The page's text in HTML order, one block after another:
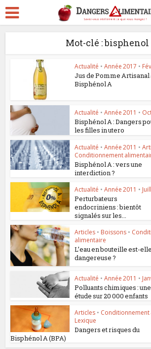
Mot-clé : bisphenol
Actualité • Année 2017 •
Jus de Pomme Artisanal
Bisphénol A
Actualité • Année 2011 •
Bisphénol A : Dangers
les filles in utero
Actualité • Année 2011 •
Conditionnement
Bisphénol A : vers une
interdiction ?
Actualité • Année 2011 •
Perturbateurs
endocriniens : bientôt
signalés sur les...
Articles • Boissons •
alimentaire
L’eau en bouteille est-elle
dangereuse ?
Actualité • Année 2011 •
Polluants chimiques : une
étude sur 20 000 enfants
Articles • Conditionnement
Lexique
Dangers et risques du
Bisphénol A (BPA)